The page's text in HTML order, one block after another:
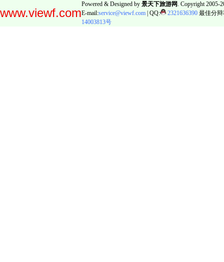
www.viewf.com
Powered & Designed by 景天下旅游网 . Copyright 2005-
E-mail:service@viewf.com | QQ: 2321636390 最佳分
14003813号